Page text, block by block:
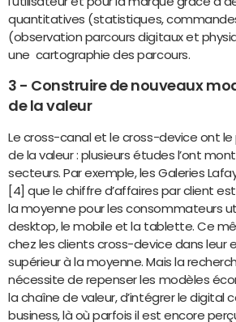
quantitatives (statistiques,
(observation parcours digitaux et
une cartographie des parcours.
3 - Construire de nouveaux
de la valeur
Le cross-canal et le cross-device ont
de la valeur : plusieurs études l’ont
secteurs. Par exemple, les Galeries
[4] que le chiffre d’affaires par client
la moyenne pour les consommateurs
desktop, le mobile et la tablette. Ce
chez les clients cross-device dans leur
supérieur à la moyenne. Mais la
nécessite de repenser les modèles
la chaîne de valeur, d’intégrer le
business, là où parfois il est encore